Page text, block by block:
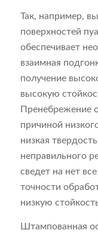
Так, например,
поверхностей
обеспечивает
взаимная
получение
высокую
Пренебрежение
причиной
низкая
неправильного
сведет на нет
точности
низкую
Штампованная